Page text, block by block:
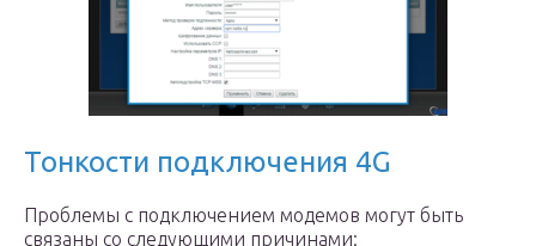
Тонкости подключения 4G
Проблемы с подключением модемов могут быть
связаны со следующими причинами: